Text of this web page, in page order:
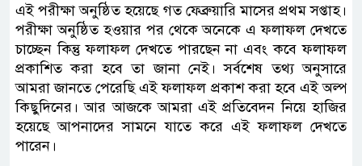
এই পরীক্ষা অনুষ্ঠিত হয়েছে গত ফেব্রুয়ারি মাসের প্রথম সপ্তাহ।
পরীক্ষা অনুষ্ঠিত হওয়ার পর থেকে অনেকে এ ফলাফল দেখতে
চাচ্ছেন কিন্তু ফলাফল দেখতে পারছেন না এবং কবে ফলাফল
প্রকাশিত করা হবে তা জানা নেই। সর্বশেষ তথ্য অনুসারে
আমরা জানতে পেরেছি এই ফলাফল প্রকাশ করা হবে এই অল্প
কিছুদিনের। আর আজকে আমরা এই প্রতিবেদন নিয়ে হাজির
হয়েছে আপনাদের সামনে যাতে করে এই ফলাফল দেখতে
পারেন।